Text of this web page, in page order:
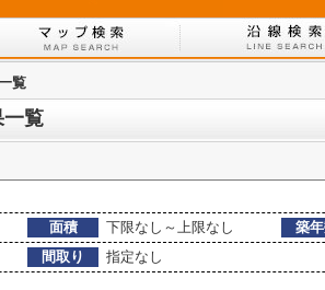
覧
一覧
面積 下限なし～上限なし 築
間取り
指定なし